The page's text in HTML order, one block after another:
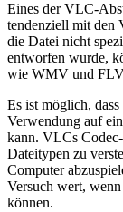
Eines der VLC-
tendenziell mit den
die Datei nicht
entworfen wurde,
wie WMV und
Es ist möglich,
Verwendung auf
kann. VLCs
Dateitypen zu
Computer
Versuch wert,
können.